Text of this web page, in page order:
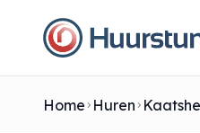
Home Huren